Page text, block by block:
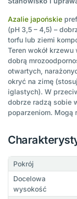
Azalie japońskie
(pH 3,5 – 4,5) –
torfu lub ziemi
Teren wokół
dobrą
otwartych,
okryć na zimę
iglastych). W
dobrze radzą sobie
poparzeniom. Mogą
Pokrój
Docelowa
wysokość